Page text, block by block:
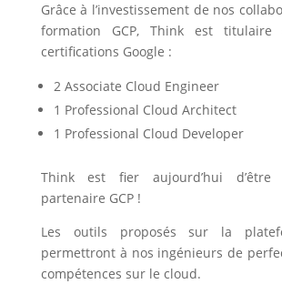
Grâce à l’investissement de nos
formation GCP, Think est titulaire
certifications Google :
2 Associate Cloud Engineer
1 Professional Cloud Architect
1 Professional Cloud Developer
Think est fier aujourd’hui d’être
partenaire GCP !
Les outils proposés sur la
permettront à nos ingénieurs de
compétences sur le cloud.